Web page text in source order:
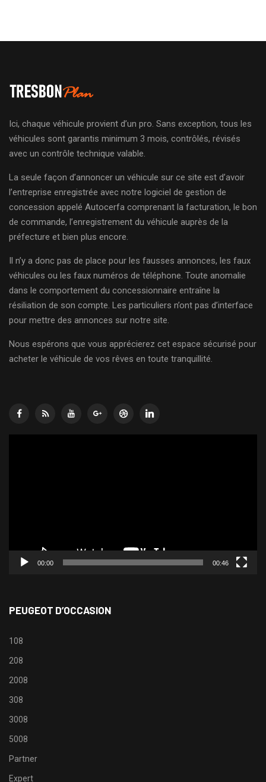
Ici, chaque véhicule provient d’un pro. Sans exception, tous les
véhicules sont garantis minimum 3 mois, contrôlés, révisés
avec un contrôle technique valable.
La seule façon d’annoncer un véhicule sur ce site est d’avoir
l’entreprise enregistrée avec notre logiciel de gestion de
concession appelé Autocerfa comprenant la facturation, le bon
de commande, l’enregistrement du véhicule auprès de la
préfecture et bien plus encore.
Il n’y a donc pas de place pour les fausses annonces, les faux
véhicules ou les faux numéros de téléphone. Toute anomalie
dans le comportement du concessionnaire entraîne la
résiliation de son compte. Les particuliers n’ont pas d’interface
pour mettre des annonces sur notre site.
Nous espérons que vous apprécierez cet espace sécurisé pour
acheter le véhicule de vos rêves en toute tranquillité.
00:00 00:46
PEUGEOT D’OCCASION
108
208
2008
308
3008
5008
Partner
Expert